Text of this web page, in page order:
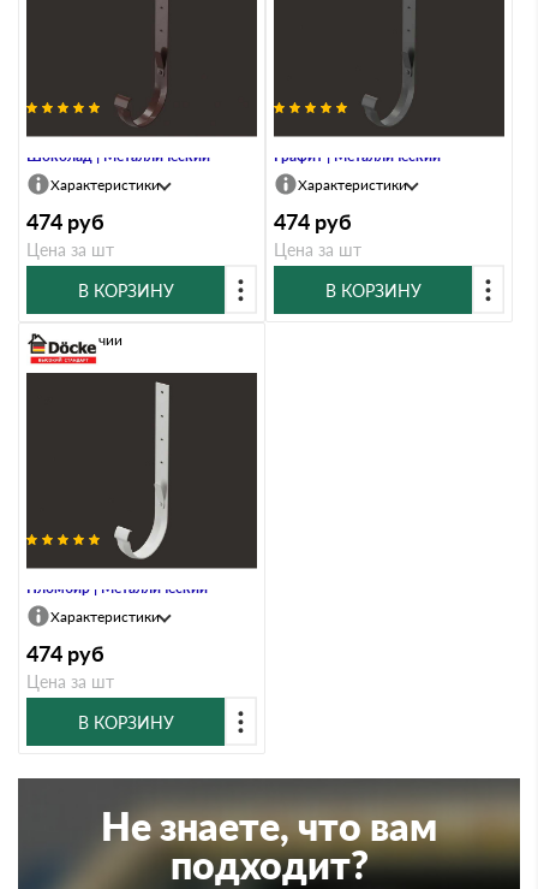
Кронштейн Docke LUX RAL 8019
Шоколад | Металлический
Характеристики
474 руб
Цена за шт
В КОРЗИНУ
Кронштейн Docke LUX RAL 7024
Графит | Металлический
Характеристики
474 руб
Цена за шт
В КОРЗИНУ
Кронштейн Docke LUX RAL 9003
Пломбир | Металлический
В наличии
Характеристики
474 руб
Цена за шт
В КОРЗИНУ
Не знаете, что вам
подходит?